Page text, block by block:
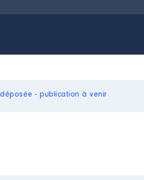
- publication à venir